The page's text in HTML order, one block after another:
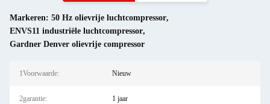
Markeren: 50 Hz olievrije luchtcompressor,
ENVS11 industriële luchtcompressor,
Gardner Denver olievrije compressor
1Voorwaarde: Nieuw
2garantie: 1 jaar